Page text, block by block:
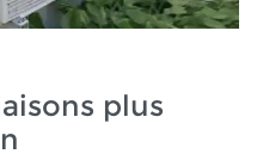
plus